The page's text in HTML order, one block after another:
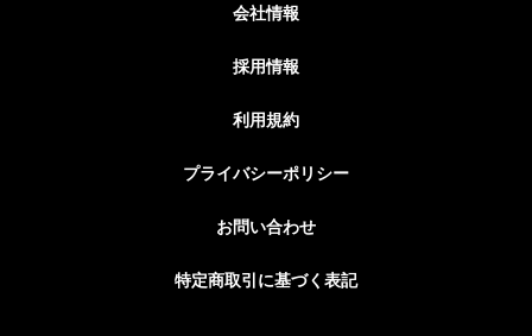
会社情報
採用情報
利用規約
プライバシーポリシー
お問い合わせ
特定商取引に基づく表記